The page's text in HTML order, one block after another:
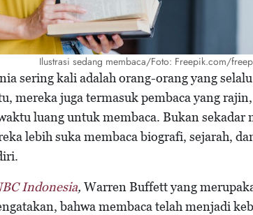
Ilustrasi sedang membaca/Foto: Freepik.com/
sering kali adalah orang-orang yang
mereka juga termasuk pembaca yang
luang untuk membaca. Bukan sekadar
lebih suka membaca biografi, sejarah,
Indonesia, Warren Buffett yang
bahwa membaca telah menjadi